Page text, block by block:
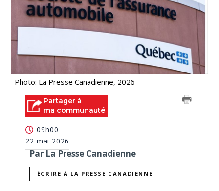
Photo: La Presse Canadienne, 2026
Partager à
ma communauté
09h00
22 mai 2026
Par La Presse Canadienne
ÉCRIRE À LA PRESSE CANADIENNE